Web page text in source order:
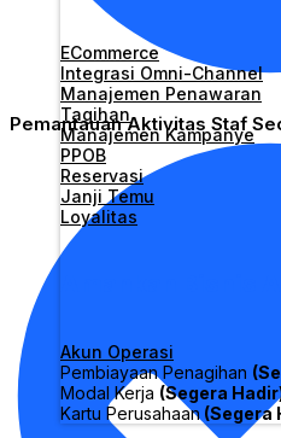
ECommerce
Integrasi Omni-Channel
Manajemen Penawaran
Tagihan
Manajemen Kampanye
PPOB
Reservasi
Janji Temu
Loyalitas
Akun Operasi
Pembiayaan Penagihan
Modal Kerja (Segera
Kartu Perusahaan (Segera
Pemantauan Aktivitas Staf